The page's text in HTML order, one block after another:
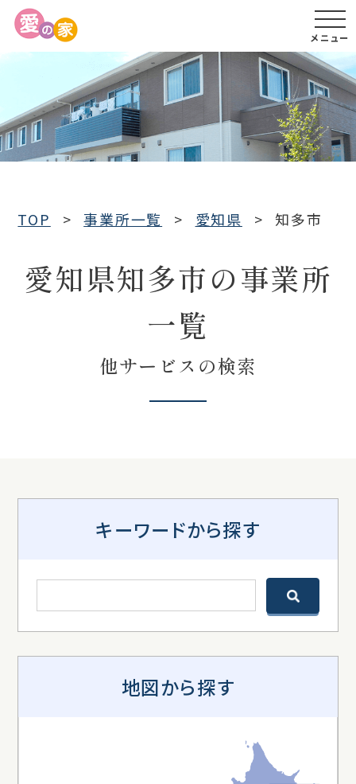
メニュー
TOP 事業所一覧 愛知県 知多市
愛知県知多市の事業所
一覧
他サービスの検索
キーワードから探す
地図から探す